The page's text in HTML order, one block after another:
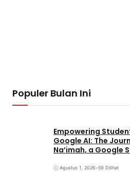
Populer Bulan Ini
Empowering
Google AI: The
Na’imah, a Google
Pignatelli Triputra
Agustus 1, 2026•59 Dilihat